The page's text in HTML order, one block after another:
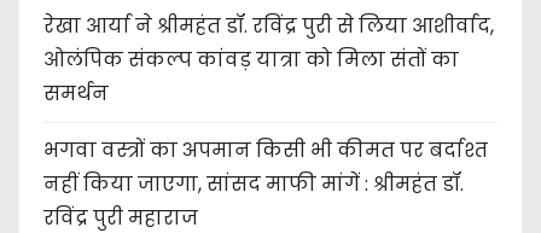
रेखा आर्या ने श्रीमहंत डॉ. रविंद्र पुरी से लिया आशीर्वाद,
ओलंपिक संकल्प कांवड़ यात्रा को मिला संतों का
समर्थन
भगवा वस्त्रों का अपमान किसी भी कीमत पर बर्दाश्त
नहीं किया जाएगा, सांसद माफी मांगें : श्रीमहंत डॉ.
रविंद्र पुरी महाराज